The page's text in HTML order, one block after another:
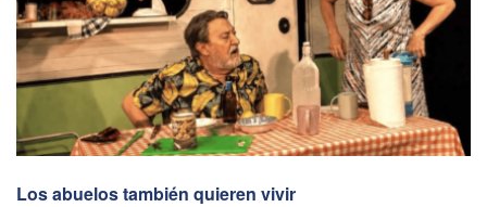
Los abuelos también quieren vivir